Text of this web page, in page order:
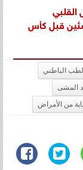
قبل كأس
الباطني
المشى
من الأمراض